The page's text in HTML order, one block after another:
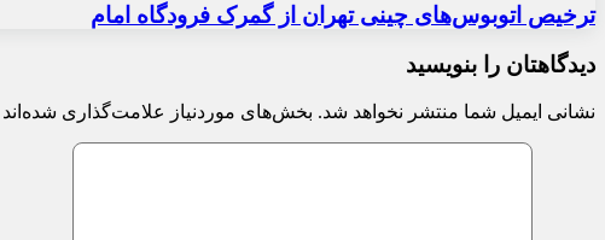
ترخیص اتوبوس‌های چینی تهران از گمرک فرودگاه امام
دیدگاهتان را بنویسید
نشانی ایمیل شما منتشر نخواهد شد. بخش‌های موردنیاز علامت‌گذاری شده‌اند